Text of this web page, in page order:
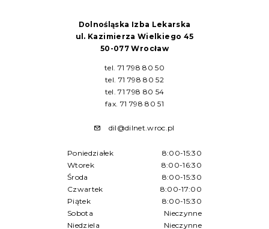
Dolnośląska Izba Lekarska
ul. Kazimierza Wielkiego 45
50-077 Wrocław
tel. 71 798 80 50
tel. 71 798 80 52
tel. 71 798 80 54
fax. 71 798 80 51
dil@dilnet.wroc.pl
Poniedziałek
8:00-15:30
Wtorek
8:00-16:30
Środa
8:00-15:30
Czwartek
8:00-17:00
Piątek
8:00-15:30
Sobota
Nieczynne
Niedziela
Nieczynne